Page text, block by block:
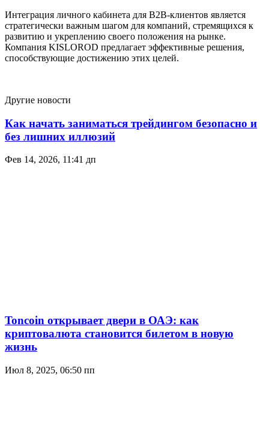
Интеграция личного кабинета для B2B-клиентов является
стратегически важным шагом для компаний, стремящихся к
развитию и укреплению своего положения на рынке.
Компания KISLOROD предлагает эффективные решения,
способствующие достижению этих целей.
Другие новости
Как начать заниматься трейдингом безопасно и
без лишних иллюзий
Фев 14, 2026, 11:41 дп
Toncoin открывает двери в ОАЭ: как
криптовалюта становится билетом в новую
жизнь
Июл 8, 2025, 06:50 пп